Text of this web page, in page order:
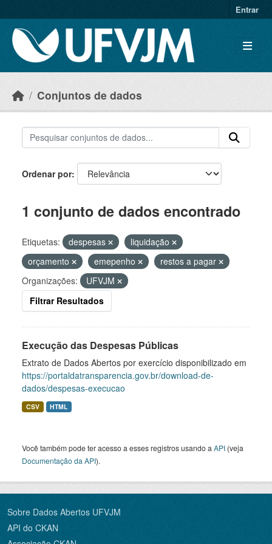
Entrar
Conjuntos de dados
Ordenar por
1 conjunto de dados encontrado
Etiquetas: despesas
liquidação
orçamento
emepenho
restos a pagar
Organizações:
UFVJM
Filtrar Resultados
Execução das Despesas Públicas
Extrato de Dados Abertos por exercício disponibilizado em
https://portaldatransparencia.gov.br/download-de-
dados/despesas-execucao
CSV HTML
Você também pode ter acesso a esses registros usando a API (veja
Documentação da API).
Sobre Dados Abertos UFVJM
API do CKAN